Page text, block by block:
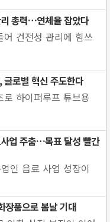
총력…연체율 잡았다
어 건전성 관리에 힘쓰
글로벌 혁신 주도한다
하이퍼루프 튜브용
업 주춤…목표 달성 빨간
인 음료 사업 성장이
장품으로 봄날 기대